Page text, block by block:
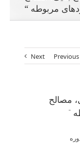
مربوطه “
Previous
Next
مصالح
“